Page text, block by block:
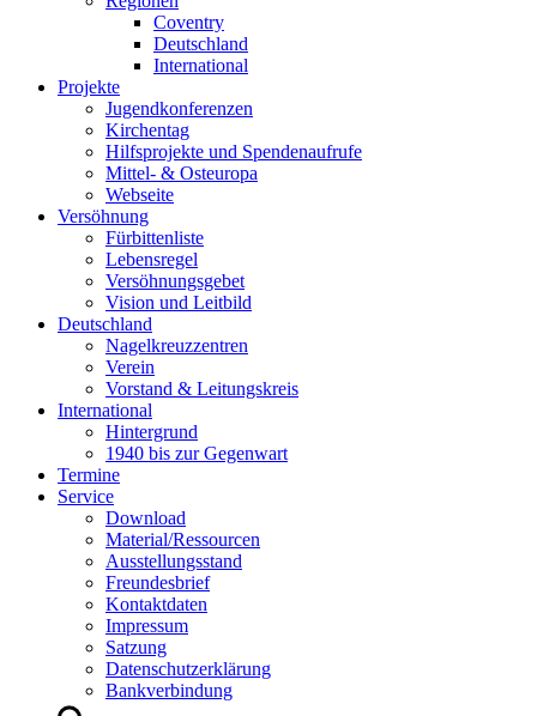
Coventry
Deutschland
International
Projekte
Jugendkonferenzen
Kirchentag
Hilfsprojekte und Spendenaufrufe
Mittel- & Osteuropa
Webseite
Versöhnung
Fürbittenliste
Lebensregel
Versöhnungsgebet
Vision und Leitbild
Deutschland
Nagelkreuzzentren
Verein
Vorstand & Leitungskreis
International
Hintergrund
1940 bis zur Gegenwart
Termine
Service
Download
Material/Ressourcen
Ausstellungsstand
Freundesbrief
Kontaktdaten
Impressum
Satzung
Datenschutzerklärung
Bankverbindung